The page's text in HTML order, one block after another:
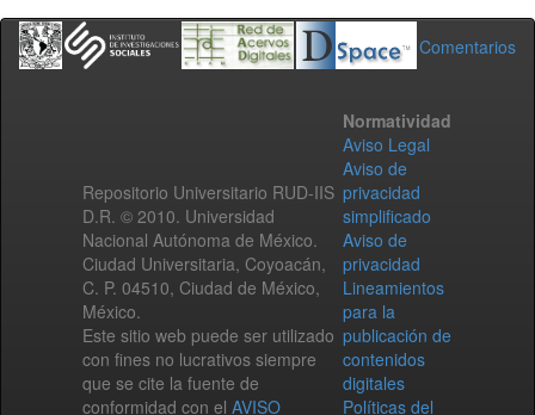
Comentarios
Repositorio Universitario RUD-IIS
D.R. © 2010. Universidad
Nacional Autónoma de México.
Ciudad Universitaria, Coyoacán,
C. P. 04510, Ciudad de México,
México.
Este sitio web puede ser utilizado
con fines no lucrativos siempre
que se cite la fuente de
conformidad con el AVISO
Normatividad
Aviso Legal
Aviso de
privacidad
simplificado
Aviso de
privacidad
Lineamientos
para la
publicación de
contenidos
digitales
Políticas del